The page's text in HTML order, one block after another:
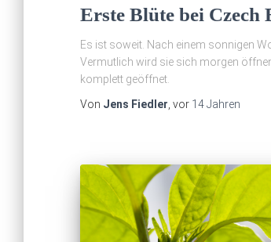
Erste Blüte bei Czech
Es ist soweit. Nach einem sonnigen
Vermutlich wird sie sich morgen
komplett geöffnet.
Von Jens Fiedler , vor 14 Jahren